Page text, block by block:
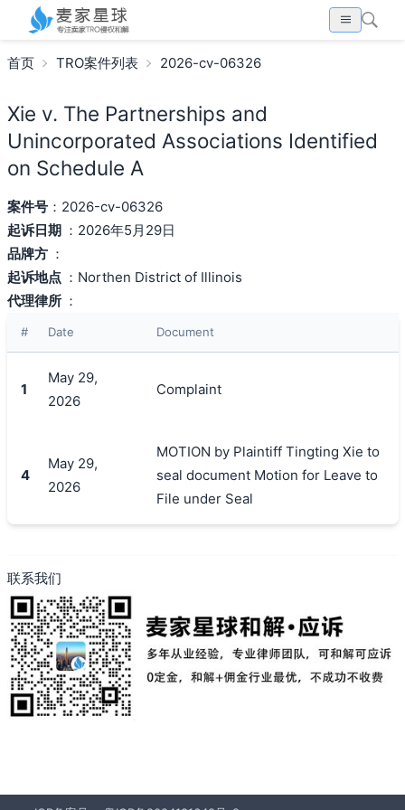
首页 TRO案件列表 2026-cv-06326
Xie v. The Partnerships and
Unincorporated Associations Identified
on Schedule A
案件号：2026-cv-06326
起诉日期 ：2026年5月29日
品牌方 ：
起诉地点 ：Northen District of Illinois
代理律所 ：
# Date Document
1
May 29,
2026
Complaint
4
May 29,
2026
MOTION by Plaintiff Tingting Xie to
seal document Motion for Leave to
File under Seal
联系我们